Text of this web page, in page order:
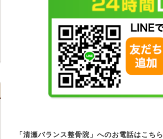
「清瀬バランス整骨院」へのお電話はこちら